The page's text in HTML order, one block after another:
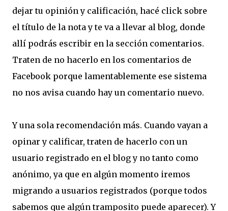
dejar tu opinión y calificación, hacé click sobre
el título de la nota y te va a llevar al blog, donde
allí podrás escribir en la sección comentarios.
Traten de no hacerlo en los comentarios de
Facebook porque lamentablemente ese sistema
no nos avisa cuando hay un comentario nuevo.
Y una sola recomendación más. Cuando vayan a
opinar y calificar, traten de hacerlo con un
usuario registrado en el blog y no tanto como
anónimo, ya que en algún momento iremos
migrando a usuarios registrados (porque todos
sabemos que algún tramposito puede aparecer). Y